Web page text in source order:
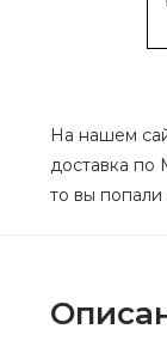
На нашем
доставка по
то вы